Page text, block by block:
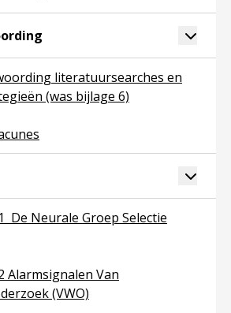
Ga naar pagina over 7 Toggle
literatuursearches en
(was bijlage 6)
over 7.1 Verantwoording
over 7.2 Kennislacunes
Toggle
De Neurale Groep Selectie
over 8.1 Bijlage 1 De Neurale
Alarmsignalen Van
(VWO)
over 8.2 Bijlage 2 Alarmsignalen